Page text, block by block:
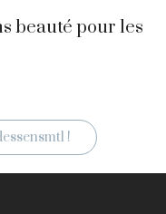
beauté pour les
!